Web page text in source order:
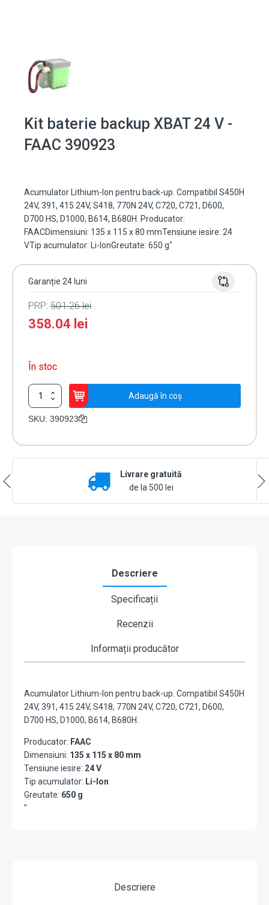
Kit baterie backup XBAT 24 V -
FAAC 390923
Acumulator Lithium-Ion pentru back-up. Compatibil S450H
24V, 391, 415 24V, S418, 770N 24V, C720, C721, D600,
D700 HS, D1000, B614, B680H. Producator:
FAACDimensiuni: 135 x 115 x 80 mmTensiune iesire: 24
VTip acumulator: Li-IonGreutate: 650 g"
Garanție 24 luni
PRP: 501.26lei
358.04 lei
În stoc
Cantitate
Kit
baterie
Adaugă în coș
SKU: 390923
Livrare gratuită
de la 500 lei
Descriere
Specificații
Recenzii
Informații producător
Acumulator Lithium-Ion pentru back-up. Compatibil S450H
24V, 391, 415 24V, S418, 770N 24V, C720, C721, D600,
D700 HS, D1000, B614, B680H.
Producator: FAAC
Dimensiuni: 135 x 115 x 80 mm
Tensiune iesire: 24 V
Tip acumulator: Li-Ion
Greutate: 650 g
"
Descriere